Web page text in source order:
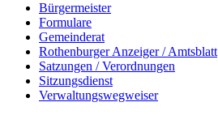
Bürgermeister
Formulare
Gemeinderat
Rothenburger Anzeiger / Amtsblatt
Satzungen / Verordnungen
Sitzungsdienst
Verwaltungswegweiser